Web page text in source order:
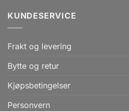
KUNDESERVICE
Frakt og levering
Bytte og retur
Kjøpsbetingelser
Personvern